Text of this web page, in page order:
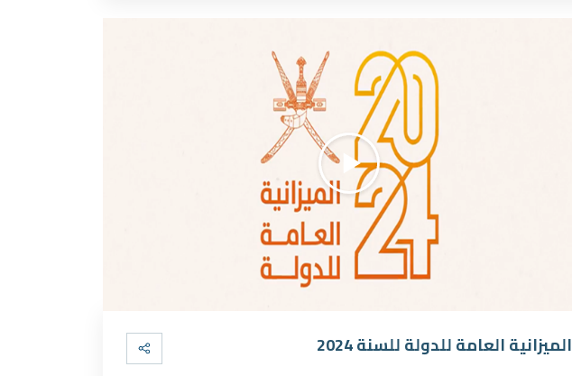
الميزانية العامة للدولة للسنة 2024